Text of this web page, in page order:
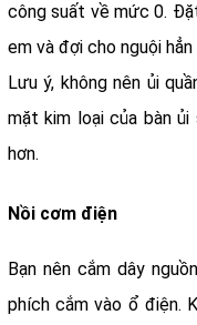
công suất về mức 0.
em và đợi cho nguội
Lưu ý, không nên ủi
mặt kim loại của bàn
hơn.
Nồi cơm điện
Bạn nên cắm dây
phích cắm vào ổ điện.